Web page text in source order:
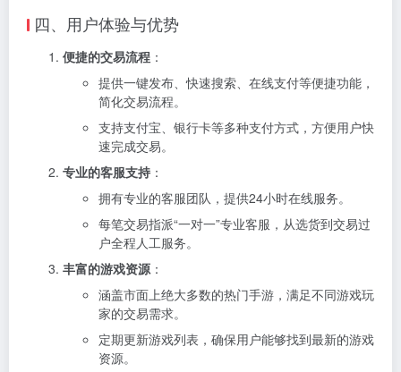
四、用户体验与优势
便捷的交易流程 ：
提供一键发布、快速搜索、在线支付等便捷功能，
简化交易流程。
支持支付宝、银行卡等多种支付方式，方便用户快
速完成交易。
专业的客服支持 ：
拥有专业的客服团队，提供24小时在线服务。
每笔交易指派“一对一”专业客服，从选货到交易过
户全程人工服务。
丰富的游戏资源 ：
涵盖市面上绝大多数的热门手游，满足不同游戏玩
家的交易需求。
定期更新游戏列表，确保用户能够找到最新的游戏
资源。